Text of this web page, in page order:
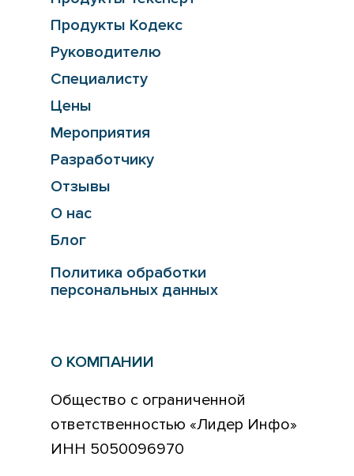
О нас
Продукты Кодекс
Руководителю
Специалисту
Разработчику
Цены
Отзывы
Политика обработки
персональных данных
Блог
Мероприятия
О КОМПАНИИ
Общество с ограниченной
ответственностью «Лидер Инфо»
ИНН 5050096970